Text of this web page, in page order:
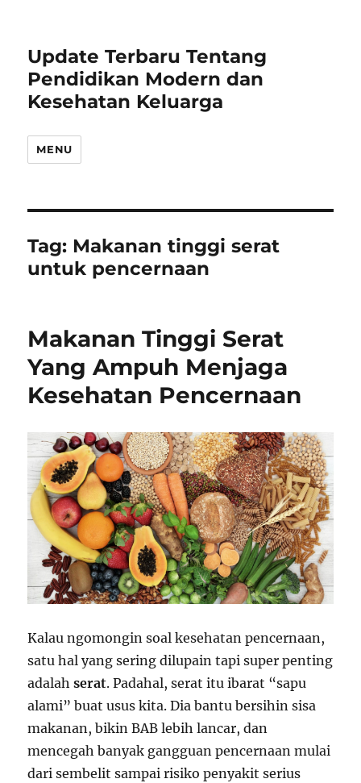
Update Terbaru Tentang
Pendidikan Modern dan
Kesehatan Keluarga
MENU
Tag: Makanan tinggi serat
untuk pencernaan
Makanan Tinggi Serat
Yang Ampuh Menjaga
Kesehatan Pencernaan
Kalau ngomongin soal kesehatan pencernaan,
satu hal yang sering dilupain tapi super penting
adalahserat. Padahal, serat itu ibarat “sapu
alami” buat usus kita. Dia bantu bersihin sisa
makanan, bikin BAB lebih lancar, dan
mencegah banyak gangguan pencernaan mulai
dari sembelit sampai risiko penyakit serius